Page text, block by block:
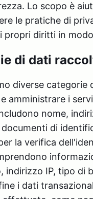
Lo scopo è
le pratiche di
propri diritti in
di dati
diverse categorie
amministrare i
nome,
di
la verifica
indirizzo IP, tipo di
i dati